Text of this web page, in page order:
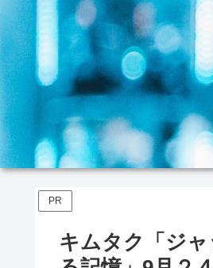
PR
キムタク「ジ